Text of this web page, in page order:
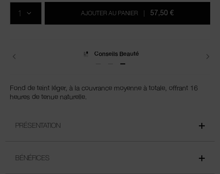
aux
options
sur
QTÉ
AJOUTER AU PANIER 57,50 €
Conseils Beauté
Fond de teint léger, à la couvrance moyenne à totale, offrant 16
heures de tenue naturelle.
PRÉSENTATION
BÉNÉFICES